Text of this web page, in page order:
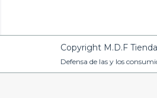
Copyright M.D.F
Defensa de las y los